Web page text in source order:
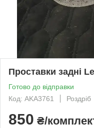
Проставки задні
Готово до відправки
Код: AKA3761
Роздріб
850 ₴/